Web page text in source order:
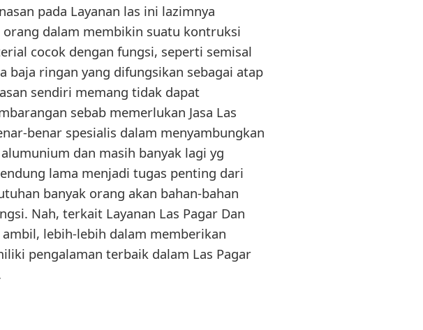
pada Layanan las ini lazimnya
dalam membikin suatu kontruksi
cocok dengan fungsi, seperti semisal
baja ringan yang difungsikan sebagai atap
sendiri memang tidak dapat
sebab memerlukan Jasa Las
benar spesialis dalam menyambungkan
dan masih banyak lagi yg
lama menjadi tugas penting dari
banyak orang akan bahan-bahan
Nah, terkait Layanan Las Pagar Dan
lebih-lebih dalam memberikan
pengalaman terbaik dalam Las Pagar